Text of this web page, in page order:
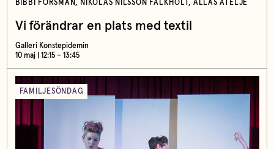
BIBBI FORSMAN, NIKOLAS NILSSON FALKHOLT, ALLAS ATELJÉ
Vi förändrar en plats med textil
Galleri Konstepidemin
10 maj | 12:15 – 13:45
FAMILJESÖNDAG